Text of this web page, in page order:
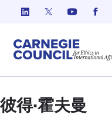
跳至内容
彼得·霍夫曼